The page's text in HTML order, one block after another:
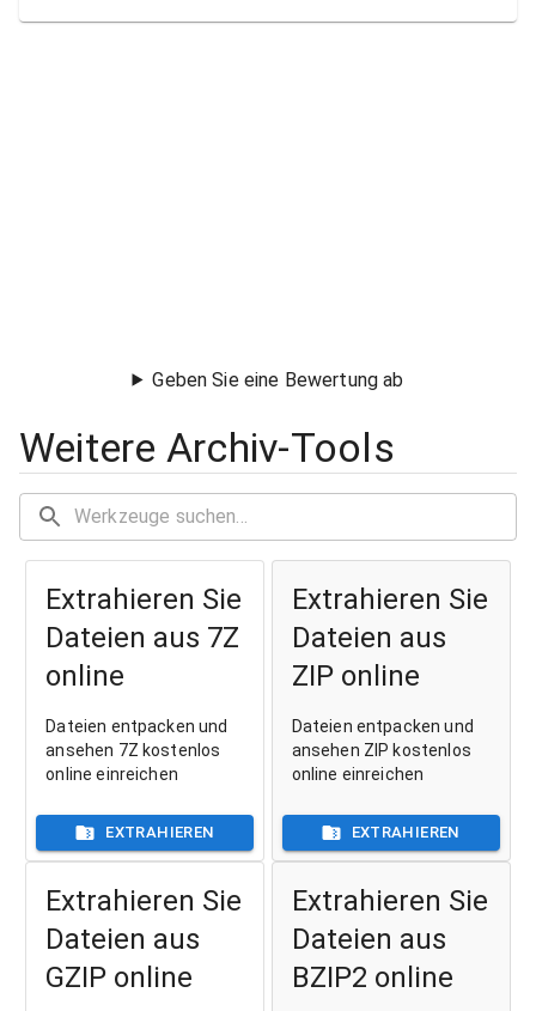
Geben Sie eine Bewertung ab
Weitere Archiv-Tools
Extrahieren Sie
Dateien aus 7Z
online
Dateien entpacken und
ansehen 7Z kostenlos
online einreichen
EXTRAHIEREN
Extrahieren Sie
Dateien aus
ZIP online
Dateien entpacken und
ansehen ZIP kostenlos
online einreichen
EXTRAHIEREN
Extrahieren Sie
Dateien aus
GZIP online
Extrahieren Sie
Dateien aus
BZIP2 online